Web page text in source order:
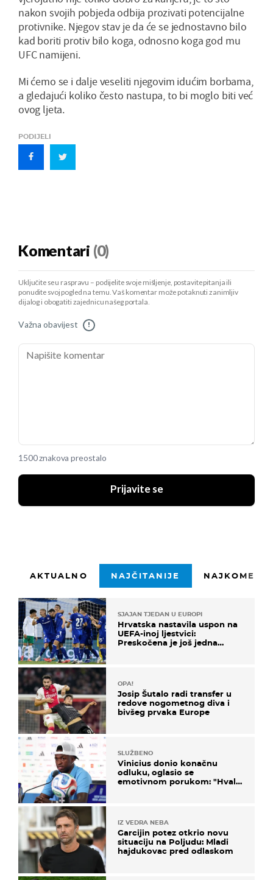
nakon svojih pobjeda odbija prozivati potencijalne
protivnike. Njegov stav je da će se jednostavno bilo
kad boriti protiv bilo koga, odnosno koga god mu
UFC namijeni.
Mi ćemo se i dalje veseliti njegovim idućim borbama,
a gledajući koliko često nastupa, to bi moglo biti već
ovog ljeta.
PODIJELI
Komentari (0)
Uključite se u raspravu – podijelite svoje mišljenje, postavite pitanja ili
ponudite svoj pogled na temu. Vaš komentar može potaknuti zanimljiv
dijalog i obogatiti zajednicu našeg portala.
Važna obavijest !
1500 znakova preostalo
Prijavite se
AKTUALNO NAJČITANIJE
SJAJAN TJEDAN U EUROPI
Hrvatska nastavila uspon na
UEFA-inoj ljestvici:
Preskočena je još jedna
OPA!
Josip Šutalo radi transfer u
redove nogometnog diva i
bivšeg prvaka Europe
SLUŽBENO
Vinicius donio konačnu
odluku, oglasio se
emotivnom porukom: "Hvala
IZ VEDRA NEBA
Garcijin potez otkrio novu
situaciju na Poljudu: Mladi
hajdukovac pred odlaskom